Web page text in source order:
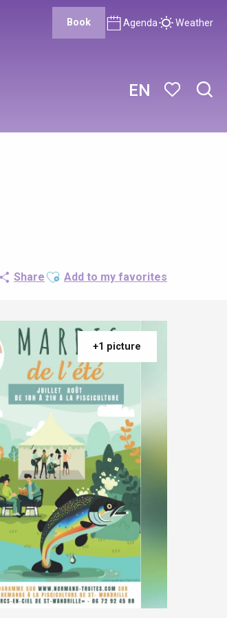
EN
Book Agenda Weather
Share Ajouter aux favoris
Add to my favorites
+1 picture